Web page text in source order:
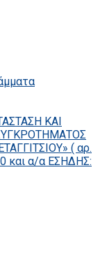
ΚΑΙ
( αρ.
και α/α ΕΣΗΔΗΣ: